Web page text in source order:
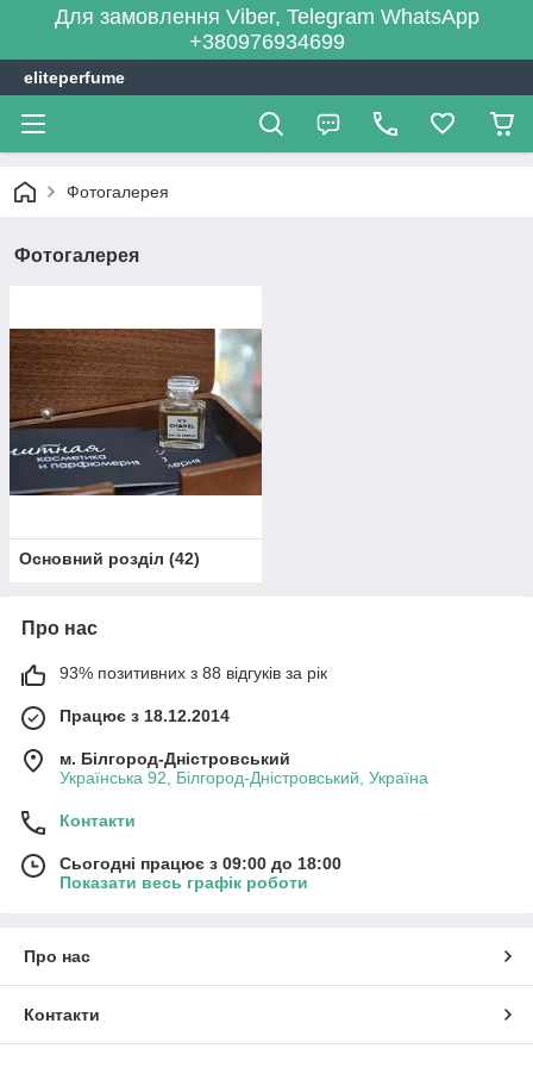
Для замовлення Viber, Telegram WhatsApp
+380976934699
eliteperfume
Фотогалерея
Фотогалерея
Основний розділ (42)
Про нас
93% позитивних з 88 відгуків за рік
Працює з 18.12.2014
м. Білгород-Дністровський
Українська 92, Білгород-Дністровський, Україна
Контакти
Сьогодні працює з 09:00 до 18:00
Показати весь графік роботи
Про нас
Контакти